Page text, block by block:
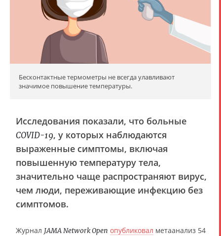
Бесконтактные термометры не всегда улавливают
значимое повышение температуры.
Исследования показали, что больные
COVID-19, у которых наблюдаются
выраженные симптомы, включая
повышенную температуру тела,
значительно чаще распространяют вирус,
чем люди, переживающие инфекцию без
симптомов.
Журнал JAMA Network Open опубликовал метаанализ 54